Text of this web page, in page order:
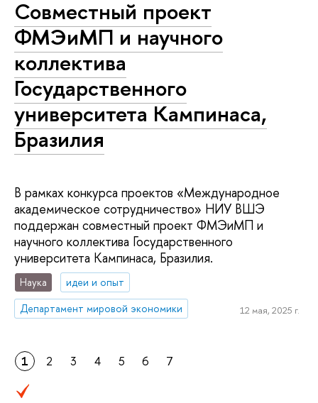
Совместный проект
ФМЭиМП и научного
коллектива
Государственного
университета Кампинаса,
Бразилия
В рамках конкурса проектов «Международное
академическое сотрудничество» НИУ ВШЭ
поддержан совместный проект ФМЭиМП и
научного коллектива Государственного
университета Кампинаса, Бразилия.
Наука
идеи и опыт
Департамент мировой экономики
12 мая, 2025 г.
1 2 3 4 5 6 7